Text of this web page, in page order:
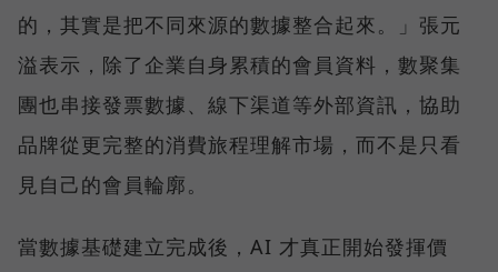
的，其實是把不同來源的數據整合起來。」張元
溢表示，除了企業自身累積的會員資料，數聚集
團也串接發票數據、線下渠道等外部資訊，協助
品牌從更完整的消費旅程理解市場，而不是只看
見自己的會員輪廓。
當數據基礎建立完成後，AI 才真正開始發揮價